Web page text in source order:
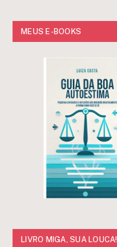
MEUS E-BOOKS
LIVRO MIGA, SUA LOUCA!